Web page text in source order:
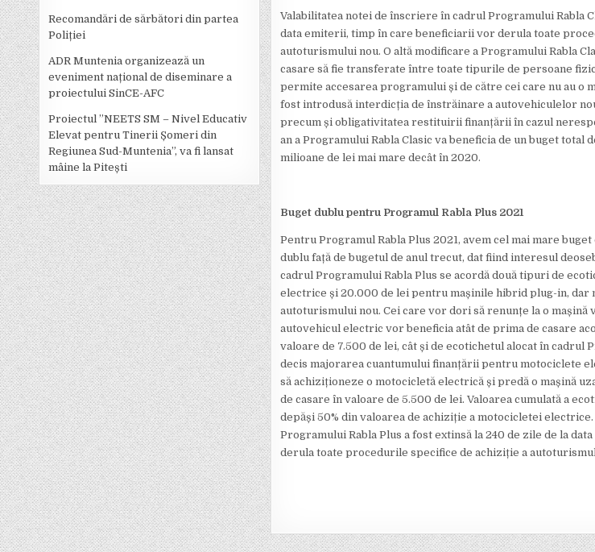
Recomandări de sărbători din partea
Poliției
ADR Muntenia organizează un
eveniment național de diseminare a
proiectului SinCE-AFC
Proiectul ”NEETS SM – Nivel Educativ
Elevat pentru Tinerii Șomeri din
Regiunea Sud-Muntenia”, va fi lansat
mâine la Pitești
Valabilitatea notei de înscriere în cadrul Programului Rabla
data emiterii, timp în care beneficiarii vor derula toate
autoturismului nou. O altă modificare a Programului Rabla
casare să fie transferate între toate tipurile de persoane
permite accesarea programului și de către cei care nu au o
fost introdusă interdicția de înstrăinare a autovehiculelor
precum și obligativitatea restituirii finanțării în cazul
an a Programului Rabla Clasic va beneficia de un buget total
milioane de lei mai mare decât în 2020.
Buget dublu pentru Programul Rabla Plus 2021
Pentru Programul Rabla Plus 2021, avem cel mai mare
dublu față de bugetul de anul trecut, dat fiind interesul
cadrul Programului Rabla Plus se acordă două tipuri de
electrice și 20.000 de lei pentru mașinile hibrid plug-in, dar
autoturismului nou. Cei care vor dori să renunțe la o mașină
autovehicul electric vor beneficia atât de prima de casare
valoare de 7.500 de lei, cât și de ecotichetul alocat în cadrul
decis majorarea cuantumului finanțării pentru motociclete
să achiziționeze o motocicletă electrică și predă o mașină
de casare în valoare de 5.500 de lei. Valoarea cumulată a
depăși 50% din valoarea de achiziție a motocicletei
Programului Rabla Plus a fost extinsă la 240 de zile de la
derula toate procedurile specifice de achiziție a